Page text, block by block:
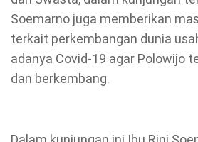
Soemarno juga memberikan
terkait perkembangan dunia
adanya Covid-19 agar Polowijo
dan berkembang.